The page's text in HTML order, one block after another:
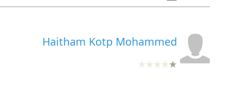
Haitham Kotp Mohammed